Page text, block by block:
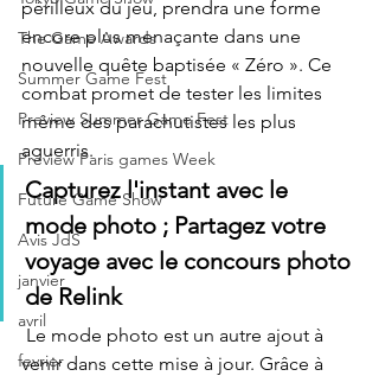
The Game Awards
Summer Game Fest
Preview Summer Game Fest
Preview Paris games Week
Future Game Show
Avis JdS
janvier
avril
fevrier
périlleux du jeu, prendra une forme
encore plus menaçante dans une
nouvelle quête baptisée « Zéro ». Ce
combat promet de tester les limites
même des parachutistes les plus
aguerris.
Capturez l'instant avec le
mode photo ; Partagez votre
voyage avec le concours photo
de Relink
Le mode photo est un autre ajout à
venir dans cette mise à jour. Grâce à